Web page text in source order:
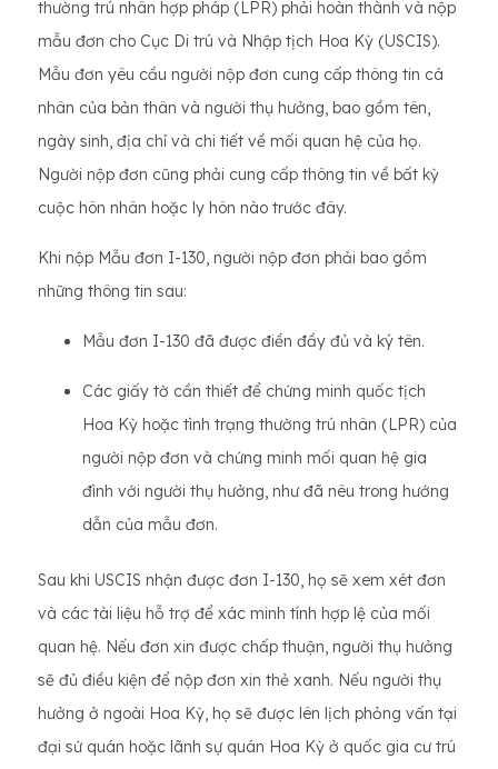
thường trú nhân hợp pháp (LPR) phải hoàn thành và nộp
mẫu đơn cho Cục Di trú và Nhập tịch Hoa Kỳ (USCIS).
Mẫu đơn yêu cầu người nộp đơn cung cấp thông tin cá
nhân của bản thân và người thụ hưởng, bao gồm tên,
ngày sinh, địa chỉ và chi tiết về mối quan hệ của họ.
Người nộp đơn cũng phải cung cấp thông tin về bất kỳ
cuộc hôn nhân hoặc ly hôn nào trước đây.
Khi nộp Mẫu đơn I-130, người nộp đơn phải bao gồm
những thông tin sau:
Mẫu đơn I-130 đã được điền đầy đủ và ký tên.
Các giấy tờ cần thiết để chứng minh quốc tịch
Hoa Kỳ hoặc tình trạng thường trú nhân (LPR) của
người nộp đơn và chứng minh mối quan hệ gia
đình với người thụ hưởng, như đã nêu trong hướng
dẫn của mẫu đơn.
Sau khi USCIS nhận được đơn I-130, họ sẽ xem xét đơn
và các tài liệu hỗ trợ để xác minh tính hợp lệ của mối
quan hệ. Nếu đơn xin được chấp thuận, người thụ hưởng
sẽ đủ điều kiện để nộp đơn xin thẻ xanh. Nếu người thụ
hưởng ở ngoài Hoa Kỳ, họ sẽ được lên lịch phỏng vấn tại
đại sứ quán hoặc lãnh sự quán Hoa Kỳ ở quốc gia cư trú